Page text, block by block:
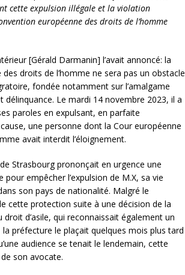
cette expulsion illégale et la violation
européenne des droits de l’homme
[Gérald Darmanin] l’avait annoncé: la
droits de l’homme ne sera pas un obstacle
fondée notamment sur l’amalgame
délinquance. Le mardi 14 novembre 2023, il a
paroles en expulsant, en parfaite
une personne dont la Cour européenne
avait interdit l’éloignement.
Strasbourg prononçait en urgence une
pour empêcher l’expulsion de M.X, sa vie
son pays de nationalité. Malgré le
cette protection suite à une décision de la
droit d’asile, qui reconnaissait également un
préfecture le plaçait quelques mois plus tard
audience se tenait le lendemain, cette
son avocate.